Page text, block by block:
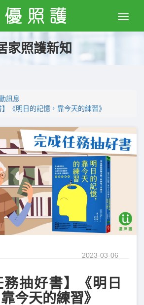
Toggle
家照護新知
訊息
】《明日的記憶，靠今天的練習》
2023-03-06
務抽好書】《明日
今天的練習》